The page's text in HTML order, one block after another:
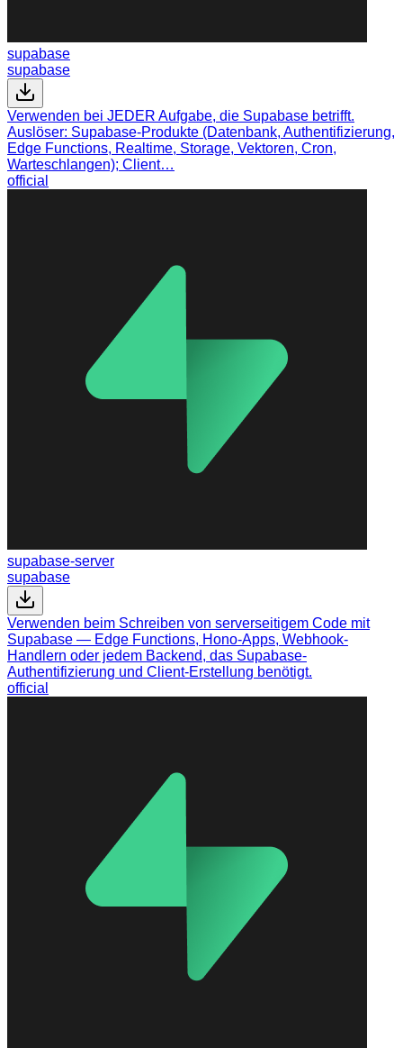
supabase
supabase
Verwenden bei JEDER Aufgabe, die Supabase betrifft.
Auslöser: Supabase-Produkte (Datenbank, Authentifizierung,
Edge Functions, Realtime, Storage, Vektoren, Cron,
Warteschlangen); Client…
official
supabase-server
supabase
Verwenden beim Schreiben von serverseitigem Code mit
Supabase — Edge Functions, Hono-Apps, Webhook-
Handlern oder jedem Backend, das Supabase-
Authentifizierung und Client-Erstellung benötigt.
official